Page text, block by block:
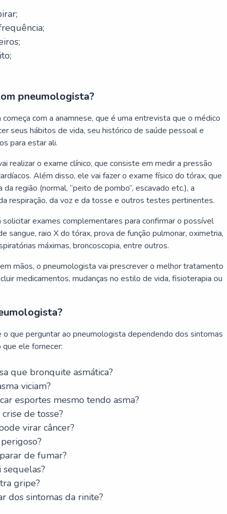
pneumologista?
com a anamnese, que é uma entrevista que o médico
seus hábitos de vida, seu histórico de saúde pessoal e
para estar ali.
realizar o exame clínico, que consiste em medir a pressão
Além disso, ele vai fazer o exame físico do tórax, que
região (normal, “peito de pombo”, escavado etc.), a
respiração, da voz e da tosse e outros testes pertinentes.
exames complementares para confirmar o possível
sangue, raio X do tórax, prova de função pulmonar, oximetria,
máximas, broncoscopia, entre outros.
mãos, o pneumologista vai prescrever o melhor tratamento
medicamentos, mudanças no estilo de vida, fisioterapia ou
que perguntar ao pneumologista dependendo dos sintomas
ele fornecer:
que bronquite asmática?
viciam?
esportes mesmo tendo asma?
de tosse?
virar câncer?
de fumar?
gripe?
dos sintomas da rinite?